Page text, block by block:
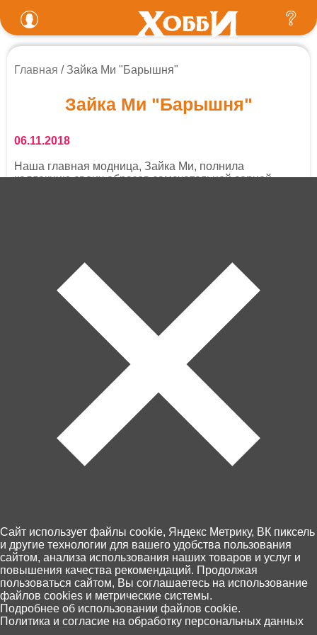
Главная Зайка Ми "Барышня"
Зайка Ми "Барышня"
06.11.2018
Наша главная модница, Зайка Ми, полнила
коллекцию своих образов замечательной серией
Уже в продаже в магазинах Сети Хоббит и на сайте.
Контакты
Доставка и оплата
Возврат товара
Персональные данные
+7 (4012) 92 63 00
Пн.- Пт. с 10.00 до 18.00
Главная Каталог Корзина
0
Избранное Поиск
Cайт использует файлы cookie, Яндекс Метрику, ВК пиксель
и другие технологии для вашего удобства пользования
сайтом, анализа использования наших товаров и услуг и
повышения качества рекомендаций. Продолжая
пользоваться сайтом, Вы соглашаетесь на использование
файлов cookies и метрические системы.
Подробнее об использовании файлов cookie.
Политика и согласие на обработку персональных данных